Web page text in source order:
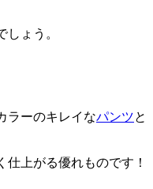
ょう。
ラーのキレイなパンツと
上がる優れものです！